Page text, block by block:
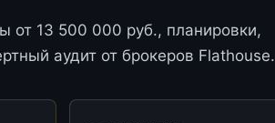
13 500 000 руб., планировки,
аудит от брокеров Flathouse.